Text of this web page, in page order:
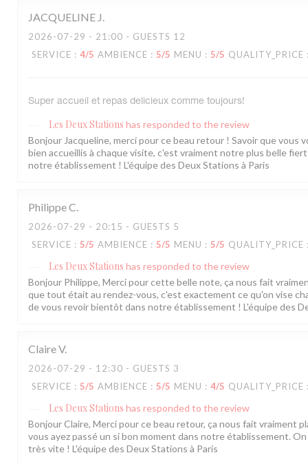
JACQUELINE J
2026-07-29 - 21:00 - GUESTS 12
SERVICE : 4/5 AMBIENCE : 5/5 MENU : 5/5 QUALITY_PRICE
Super accueil et repas delicieux comme toujours!
Les Deux Stations has responded to the review
Bonjour Jacqueline, merci pour ce beau retour ! Savoir que vous
bien accueillis à chaque visite, c'est vraiment notre plus belle
notre établissement ! L'équipe des Deux Stations à Paris
PhilippeC
2026-07-29 - 20:15 - GUESTS 5
SERVICE : 5/5 AMBIENCE : 5/5 MENU : 5/5 QUALITY_PRICE
Les Deux Stations has responded to the review
Bonjour Philippe, Merci pour cette belle note, ça nous fait
que tout était au rendez-vous, c'est exactement ce qu'on vise
de vous revoir bientôt dans notre établissement ! L'équipe des
ClaireV
2026-07-29 - 12:30 - GUESTS 3
SERVICE : 5/5 AMBIENCE : 5/5 MENU : 4/5 QUALITY_PRICE
Les Deux Stations has responded to the review
Bonjour Claire, Merci pour ce beau retour, ça nous fait vraiment
vous ayez passé un si bon moment dans notre établissement.
très vite ! L'équipe des Deux Stations à Paris